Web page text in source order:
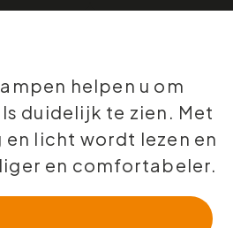
helpen u om
duidelijk te zien. Met
licht wordt lezen en
en comfortabeler.